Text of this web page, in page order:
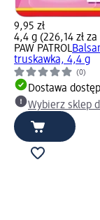
9,95 zł
4,4 g (226,14 zł za
PAW PATROL
truskawka, 4,4 g
(0)
Dostawa
Wybierz sklep